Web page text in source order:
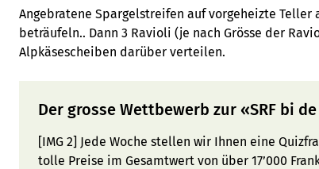
Angebratene Spargelstreifen auf vorgeheizte
beträufeln.. Dann 3 Ravioli (je nach Grösse der
Alpkäsescheiben darüber verteilen.
Der grosse Wettbewerb zur «SRF bi
[IMG 2] Jede Woche stellen wir Ihnen eine
tolle Preise im Gesamtwert von über 17’000